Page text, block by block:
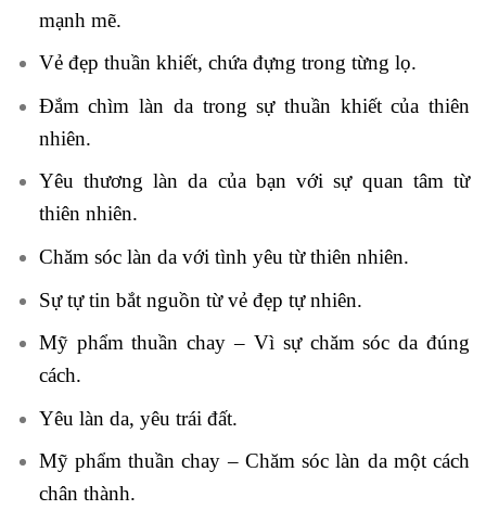
mạnh mẽ.
Vẻ đẹp thuần khiết, chứa đựng trong từng lọ.
Đắm chìm làn da trong sự thuần khiết của thiên
nhiên.
Yêu thương làn da của bạn với sự quan tâm từ
thiên nhiên.
Chăm sóc làn da với tình yêu từ thiên nhiên.
Sự tự tin bắt nguồn từ vẻ đẹp tự nhiên.
Mỹ phẩm thuần chay – Vì sự chăm sóc da đúng
cách.
Yêu làn da, yêu trái đất.
Mỹ phẩm thuần chay – Chăm sóc làn da một cách
chân thành.